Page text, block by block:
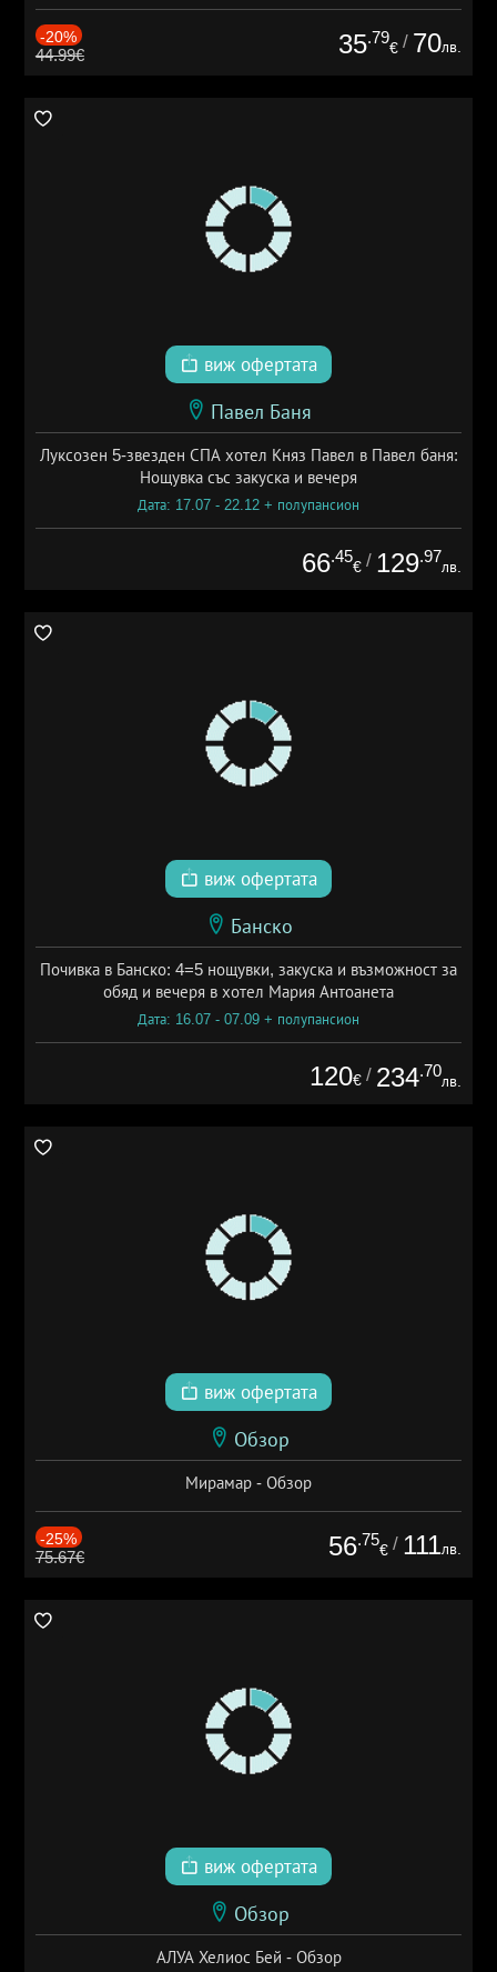
-20%
44.99€ 35.79
€ / 70лв.
виж офертата
Павел Баня
Луксозен 5-звезден СПА хотел Княз Павел в Павел баня:
Нощувка със закуска и вечеря
Дата: 17.07 - 22.12 + полупансион
66.45
€ / 129.97
лв.
виж офертата
Банско
Почивка в Банско: 4=5 нощувки, закуска и възможност за
обяд и вечеря в хотел Мария Антоанета
Дата: 16.07 - 07.09 + полупансион
120€ / 234.70
лв.
виж офертата
Обзор
Мирамар - Обзор
-25%
75.67€ 56.75
€ / 111лв.
виж офертата
Обзор
АЛУА Хелиос Бей - Обзор